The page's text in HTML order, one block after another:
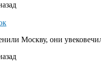
Москву, они